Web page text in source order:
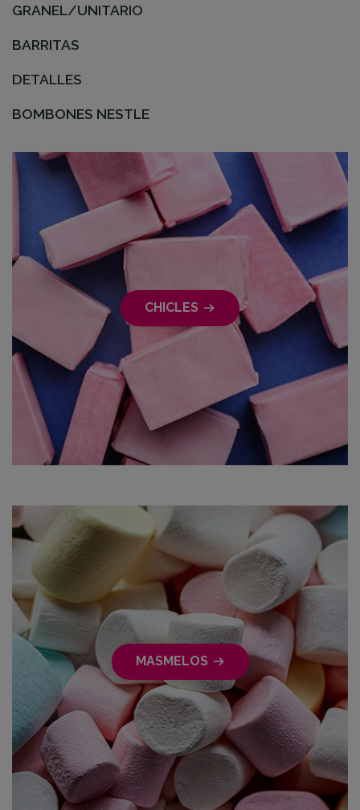
GRANEL/UNITARIO
BARRITAS
DETALLES
BOMBONES NESTLE
CHICLES
MASMELOS